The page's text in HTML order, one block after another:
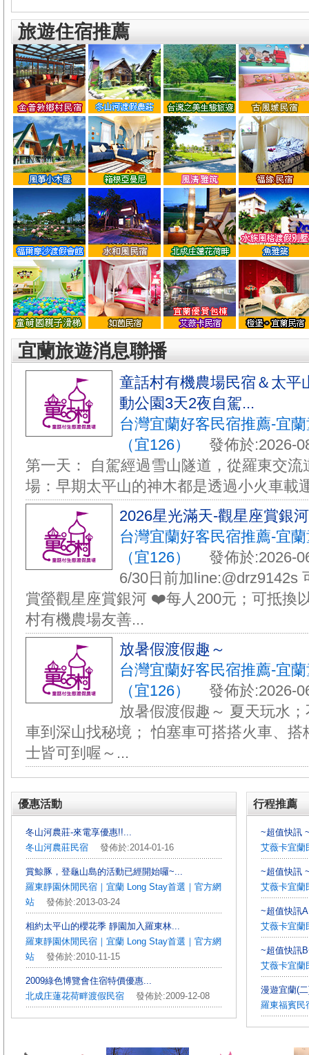
旅遊住宿推薦
宜蘭旅遊消息聯播
童話村有機農場民宿＆太平
動公園3天2夜自駕...
台灣宜蘭好客民宿推薦-宜
（宜126）
發佈於:2026-
第一天： 自駕經過雪山隧道，從羅東交流
場：早期太平山的神木都是透過小火車載
️2026星光滿天-觀星座賞銀
台灣宜蘭好客民宿推薦-宜
（宜126）
發佈於:2026-
6/30日前加line:@drz9142s
賞螢觀星座賞銀河 ❤️每人200元；可抵換
村有機農場友善...
放暑假渡假趣～
台灣宜蘭好客民宿推薦-宜
（宜126）
發佈於:2026-
放暑假渡假趣～ 夏天玩水
車到深山找秘境； 怕塞車可搭搭火車、
士皆可到喔～...
優惠活動
冬山河農莊-來電享優惠!!...
冬山河農莊民宿 發佈於:2014-01-16
賞鯨豚，登龜山島的活動已經開始囉~...
羅東靜園休閒民宿｜宜蘭 Long Stay首選｜官方網
站 發佈於:2013-03-24
相約太平山的櫻花季 靜園加入羅東林...
羅東靜園休閒民宿｜宜蘭 Long Stay首選｜官方網
站 發佈於:2010-11-15
2009綠色博覽會住宿特價優惠...
北成庄蓮花荷畔渡假民宿 發佈於:2009-12-08
行程推薦
~超值快訊
艾薇卡宜蘭
~超值快訊
艾薇卡宜蘭
~超值快訊
艾薇卡宜蘭
~超值快訊
艾薇卡宜蘭
漫遊宜蘭(
羅東福賓